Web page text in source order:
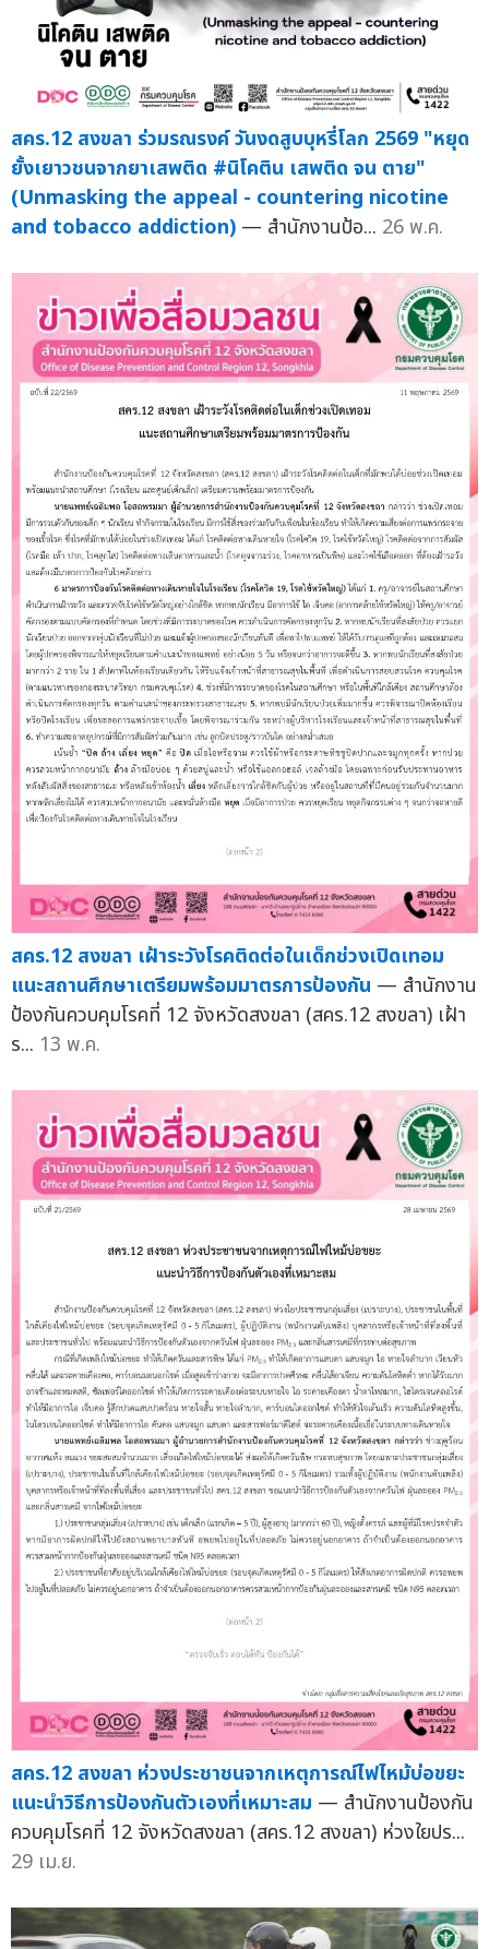
สคร.12 สงขลา ร่วมรณรงค์ วันงดสูบบุหรี่โลก 2569 "หยุด
ยั้งเยาวชนจากยาเสพติด #นิโคติน เสพติด จน ตาย"
(Unmasking the appeal - countering nicotine
and tobacco addiction) — สำนักงานป้อ... 26 พ.ค.
สคร.12 สงขลา เฝ้าระวังโรคติดต่อในเด็กช่วงเปิดเทอม
แนะสถานศึกษาเตรียมพร้อมมาตรการป้องกัน — สำนักงาน
ป้องกันควบคุมโรคที่ 12 จังหวัดสงขลา (สคร.12 สงขลา) เฝ้า
ร... 13 พ.ค.
สคร.12 สงขลา ห่วงประชาชนจากเหตุการณ์ไฟไหม้บ่อขยะ
แนะนำวิธีการป้องกันตัวเองที่เหมาะสม — สำนักงานป้องกัน
ควบคุมโรคที่ 12 จังหวัดสงขลา (สคร.12 สงขลา) ห่วงใยปร...
29 เม.ย.